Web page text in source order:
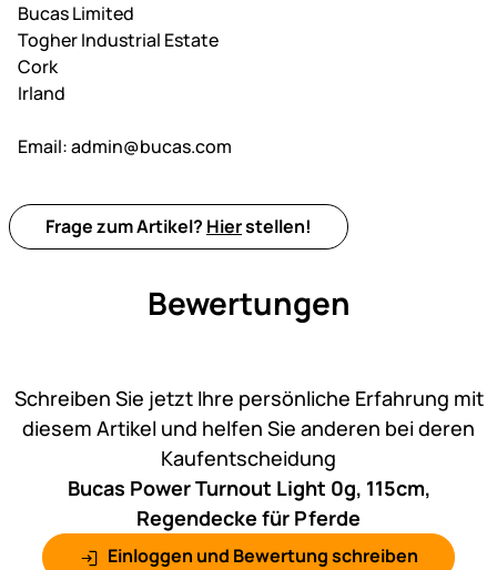
Bucas Limited
Togher Industrial Estate
Cork
Irland
Email:admin@bucas.com
Frage zum Artikel? Hierstellen!
Bewertungen
Schreiben Sie jetzt Ihre persönliche Erfahrung mit
diesem Artikel und helfen Sie anderen bei deren
Kaufentscheidung
Bucas Power Turnout Light 0g, 115cm,
Regendecke für Pferde
Einloggen und Bewertung schreiben